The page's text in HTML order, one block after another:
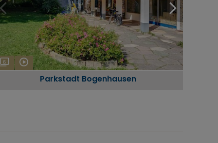
6
Parkstadt Bogenhausen